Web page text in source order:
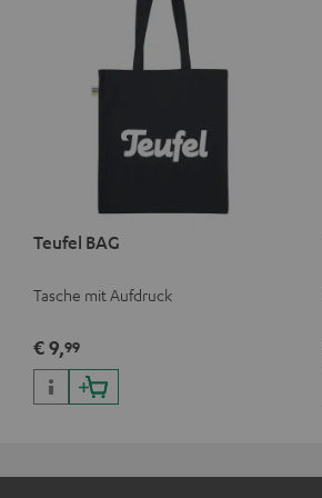
Teufel BAG
Tasche mit Aufdruck
€ 9,99